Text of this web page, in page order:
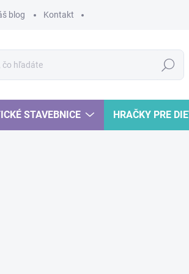
blog Kontakt
Hľadať
STAVEBNICE HRAČKY PRE